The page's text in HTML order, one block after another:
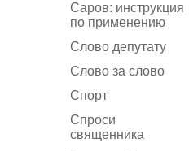
Саров: инструкция
по применению
Слово депутату
Слово за слово
Спорт
Спроси
священника